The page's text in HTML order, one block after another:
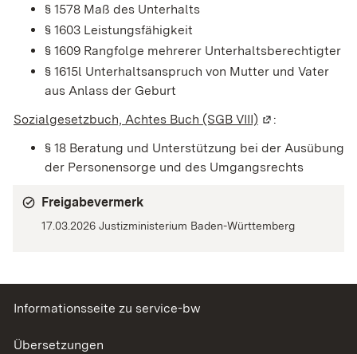
§ 1578 Maß des Unterhalts
§ 1603 Leistungsfähigkeit
§ 1609 Rangfolge mehrerer Unterhaltsberechtigter
§ 1615l Unterhaltsanspruch von Mutter und Vater
aus Anlass der Geburt
Sozialgesetzbuch, Achtes Buch (SGB VIII) (Wird in einem
:
§ 18 Beratung und Unterstützung bei der Ausübung
der Personensorge und des Umgangsrechts
Freigabevermerk
17.03.2026 Justizministerium Baden-Württemberg
Informationsseite zu service-bw
Übersetzungen